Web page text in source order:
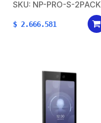
SKU: NP-PRO-S-2PACK
$ 2.666.581